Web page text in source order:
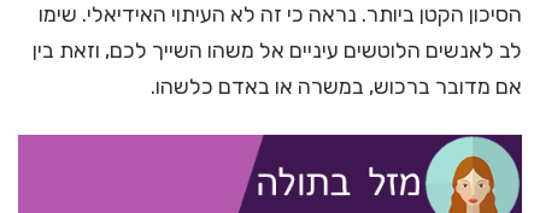
הסיכון הקטן ביותר. נראה כי זה לא העיתוי האידיאלי. שימו
לב לאנשים הלוטשים עיניים אל משהו השייך לכם, וזאת בין
אם מדובר ברכוש, במשרה או באדם כלשהו.